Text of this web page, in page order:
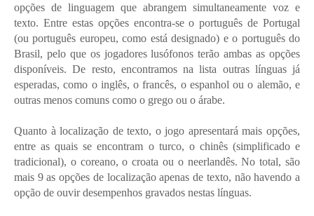
opções de linguagem que abrangem simultaneamente voz e
texto. Entre estas opções encontra-se o português de Portugal
(ou português europeu, como está designado) e o português do
Brasil, pelo que os jogadores lusófonos terão ambas as opções
disponíveis. De resto, encontramos na lista outras línguas já
esperadas, como o inglês, o francês, o espanhol ou o alemão, e
outras menos comuns como o grego ou o árabe.
Quanto à localização de texto, o jogo apresentará mais opções,
entre as quais se encontram o turco, o chinês (simplificado e
tradicional), o coreano, o croata ou o neerlandês. No total, são
mais 9 as opções de localização apenas de texto, não havendo a
opção de ouvir desempenhos gravados nestas línguas.